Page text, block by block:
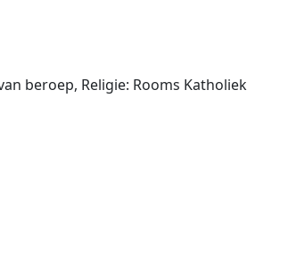
beroep, Religie: Rooms Katholiek